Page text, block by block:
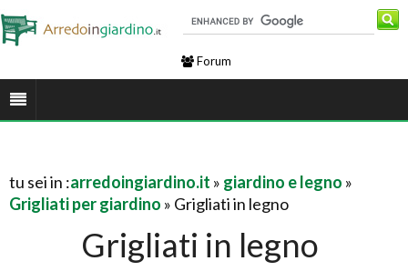
Forum
tu sei in :arredoingiardino.it » giardino e legno »
Grigliati per giardino » Grigliati in legno
Grigliati in legno